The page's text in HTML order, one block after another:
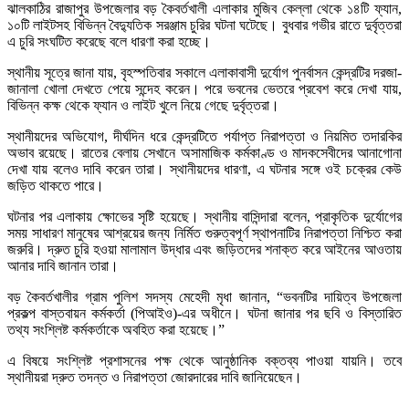
ঝালকাঠির রাজাপুর উপজেলার বড় কৈবর্তখালী এলাকার মুজিব কেল্লা থেকে ১৪টি ফ্যান,
১০টি লাইটসহ বিভিন্ন বৈদ্যুতিক সরঞ্জাম চুরির ঘটনা ঘটেছে। বুধবার গভীর রাতে দুর্বৃত্তরা
এ চুরি সংঘটিত করেছে বলে ধারণা করা হচ্ছে।
স্থানীয় সূত্রে জানা যায়, বৃহস্পতিবার সকালে এলাকাবাসী দুর্যোগ পুনর্বাসন কেন্দ্রটির দরজা-
জানালা খোলা দেখতে পেয়ে সন্দেহ করেন। পরে ভবনের ভেতরে প্রবেশ করে দেখা যায়,
বিভিন্ন কক্ষ থেকে ফ্যান ও লাইট খুলে নিয়ে গেছে দুর্বৃত্তরা।
স্থানীয়দের অভিযোগ, দীর্ঘদিন ধরে কেন্দ্রটিতে পর্যাপ্ত নিরাপত্তা ও নিয়মিত তদারকির
অভাব রয়েছে। রাতের বেলায় সেখানে অসামাজিক কর্মকাণ্ড ও মাদকসেবীদের আনাগোনা
দেখা যায় বলেও দাবি করেন তারা। স্থানীয়দের ধারণা, এ ঘটনার সঙ্গে ওই চক্রের কেউ
জড়িত থাকতে পারে।
ঘটনার পর এলাকায় ক্ষোভের সৃষ্টি হয়েছে। স্থানীয় বাসিন্দারা বলেন, প্রাকৃতিক দুর্যোগের
সময় সাধারণ মানুষের আশ্রয়ের জন্য নির্মিত গুরুত্বপূর্ণ স্থাপনাটির নিরাপত্তা নিশ্চিত করা
জরুরি। দ্রুত চুরি হওয়া মালামাল উদ্ধার এবং জড়িতদের শনাক্ত করে আইনের আওতায়
আনার দাবি জানান তারা।
বড় কৈবর্তখালীর গ্রাম পুলিশ সদস্য মেহেদী মৃধা জানান, “ভবনটির দায়িত্ব উপজেলা
প্রকল্প বাস্তবায়ন কর্মকর্তা (পিআইও)-এর অধীনে। ঘটনা জানার পর ছবি ও বিস্তারিত
তথ্য সংশ্লিষ্ট কর্মকর্তাকে অবহিত করা হয়েছে।”
এ বিষয়ে সংশ্লিষ্ট প্রশাসনের পক্ষ থেকে আনুষ্ঠানিক বক্তব্য পাওয়া যায়নি। তবে
স্থানীয়রা দ্রুত তদন্ত ও নিরাপত্তা জোরদারের দাবি জানিয়েছেন।